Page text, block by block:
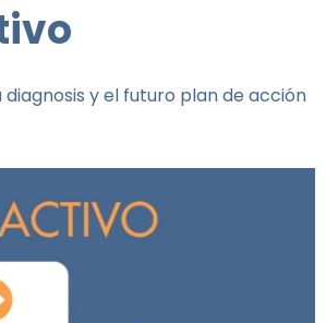
y el futuro plan de acción